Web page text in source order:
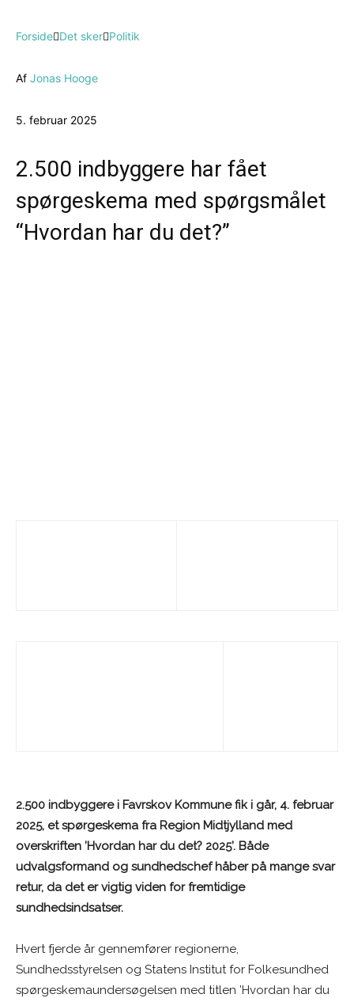
Forside Det sker Politik
Af Jonas Hooge
5. februar 2025
2.500 indbyggere har fået
spørgeskema med spørgsmålet
“Hvordan har du det?”
2.500 indbyggere i Favrskov Kommune fik i går, 4. februar
2025, et spørgeskema fra Region Midtjylland med
overskriften ’Hvordan har du det? 2025’. Både
udvalgsformand og sundhedschef håber på mange svar
retur, da det er vigtig viden for fremtidige
sundhedsindsatser.
Hvert fjerde år gennemfører regionerne,
Sundhedsstyrelsen og Statens Institut for Folkesundhed
spørgeskemaundersøgelsen med titlen ’Hvordan har du